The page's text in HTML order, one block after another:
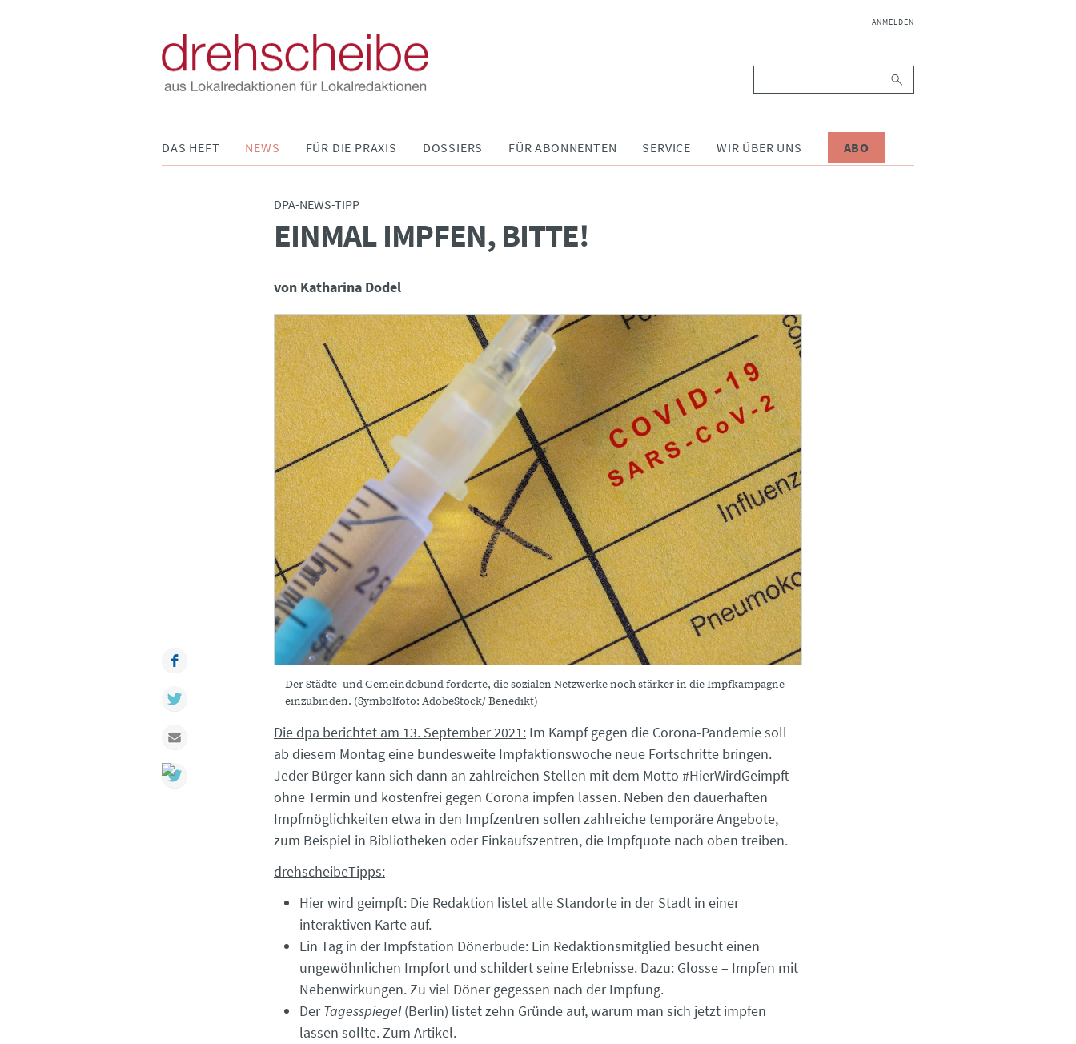
NAVIGATION
ANMELDEN
DAS HEFT NEWS FÜR DIE PRAXIS DOSSIERS FÜR ABONNENTEN SERVICE WIR ÜBER UNS ABO
DPA-NEWS-TIPP
EINMAL IMPFEN, BITTE!
von Katharina Dodel
Der Städte- und Gemeindebund forderte, die sozialen Netzwerke noch stärker in die Impfkampagne
einzubinden. (Symbolfoto: AdobeStock/ Benedikt)
Die dpa berichtet am 13. September 2021: Im Kampf gegen die Corona-Pandemie soll
ab diesem Montag eine bundesweite Impfaktionswoche neue Fortschritte bringen.
Jeder Bürger kann sich dann an zahlreichen Stellen mit dem Motto #HierWirdGeimpft
ohne Termin und kostenfrei gegen Corona impfen lassen. Neben den dauerhaften
Impfmöglichkeiten etwa in den Impfzentren sollen zahlreiche temporäre Angebote,
zum Beispiel in Bibliotheken oder Einkaufszentren, die Impfquote nach oben treiben.
drehscheibeTipps:
Hier wird geimpft: Die Redaktion listet alle Standorte in der Stadt in einer
interaktiven Karte auf.
Ein Tag in der Impfstation Dönerbude: Ein Redaktionsmitglied besucht einen
ungewöhnlichen Impfort und schildert seine Erlebnisse. Dazu: Glosse – Impfen mit
Nebenwirkungen. Zu viel Döner gegessen nach der Impfung.
DerTagesspiegel(Berlin) listet zehn Gründe auf, warum man sich jetzt impfen
lassen sollte.Zum Artikel.